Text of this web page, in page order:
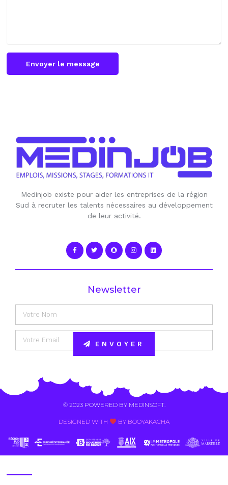
Envoyer le message
Medinjob existe pour aider les entreprises de la région
Sud à recruter les talents nécessaires au développement
de leur activité.
Newsletter
ENVOYER
© 2023 POWERED BY MEDINSOFT.
DESIGNED WITH BY BOOYAKACHA​